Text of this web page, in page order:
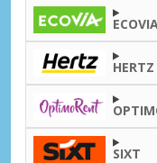
ECOVIA
HERTZ
SIXT
Accédez à
seul endroit